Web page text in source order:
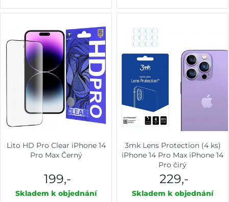
Lito HD Pro Clear iPhone 14
Pro Max Černý
199,-
Skladem k objednání
3mk Lens Protection (4 ks)
iPhone 14 Pro Max iPhone 14
Pro čirý
229,-
Skladem k objednání